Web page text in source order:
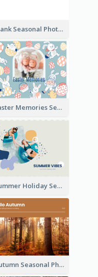
Blank Seasonal Photo Book
Easter Memories Seasonal Photo Book
Summer Holiday Seasonal Photo Book
Autumn Seasonal Photo Book